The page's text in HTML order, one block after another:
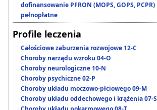
dofinansowanie PFRON (MOPS, GOPS, PCPR)
pełnopłatne
Profile leczenia
Całościowe zaburzenia rozwojowe 12-C
Choroby narządu wzroku 04-O
Choroby neurologiczne 10-N
Choroby psychiczne 02-P
Choroby układu moczowo-płciowego 09-M
Choroby układu oddechowego i krążenia 07-S